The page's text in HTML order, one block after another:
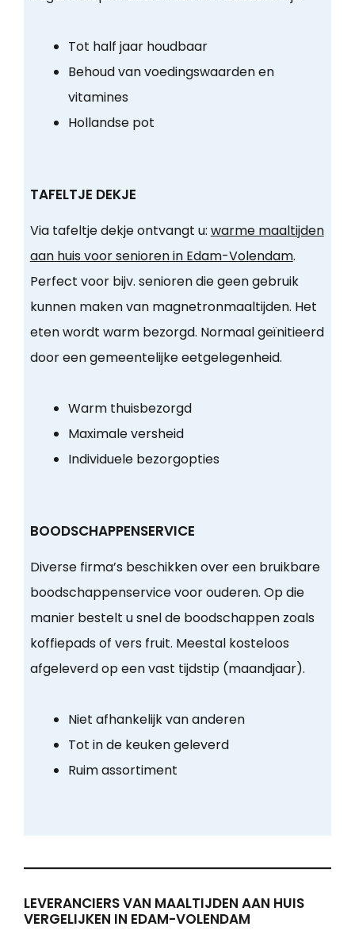
Tot half jaar houdbaar
Behoud van voedingswaarden en
vitamines
Hollandse pot
TAFELTJE DEKJE
Via tafeltje dekje ontvangt u: warme maaltijden
aan huis voor senioren in Edam-Volendam.
Perfect voor bijv. senioren die geen gebruik
kunnen maken van magnetronmaaltijden. Het
eten wordt warm bezorgd. Normaal geïnitieerd
door een gemeentelijke eetgelegenheid.
Warm thuisbezorgd
Maximale versheid
Individuele bezorgopties
BOODSCHAPPENSERVICE
Diverse firma’s beschikken over een bruikbare
boodschappenservice voor ouderen. Op die
manier bestelt u snel de boodschappen zoals
koffiepads of vers fruit. Meestal kosteloos
afgeleverd op een vast tijdstip (maandjaar).
Niet afhankelijk van anderen
Tot in de keuken geleverd
Ruim assortiment
LEVERANCIERS VAN MAALTIJDEN AAN HUIS
VERGELIJKEN IN EDAM-VOLENDAM